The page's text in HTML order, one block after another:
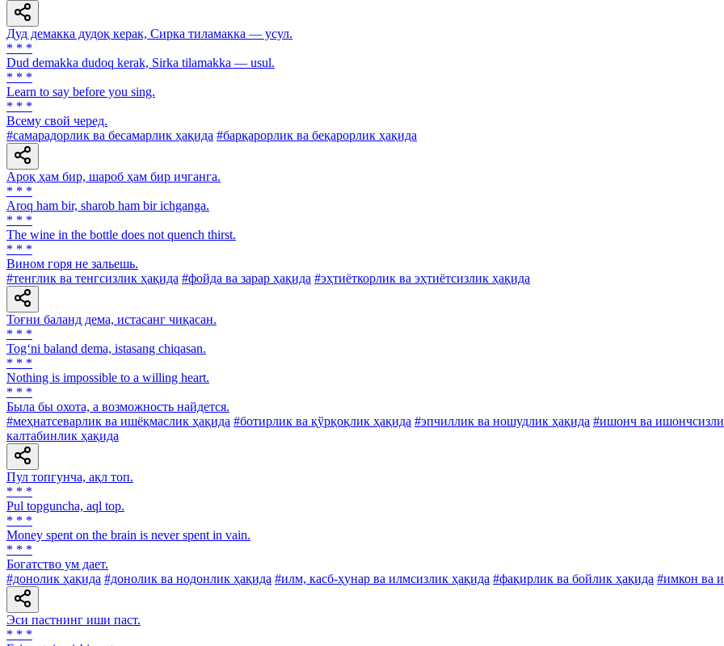
Дуд демакка дудоқ керак, Сирка тиламакка — усул.
* * *
Dud demakka dudoq kerak, Sirka tilamakka — usul.
* * *
Learn to say before you sing.
* * *
Всему свой черед.
#самарадорлик ва бесамарлик ҳақида #барқарорлик ва беқарорлик ҳақида
Ароқ ҳам бир, шароб ҳам бир ичганга.
* * *
Aroq ham bir, sharob ham bir ichganga.
* * *
The wine in the bottle does not quench thirst.
* * *
Вином горя не зальешь.
#тенглик ва тенгсизлик ҳақида #фойда ва зарар ҳақида #эҳтиёткорлик ва эҳтиётсизлик ҳақида
Тоғни баланд дема, истасанг чиқасан.
* * *
Tog‘ni baland dema, istasang chiqasan.
* * *
Nothing is impossible to a willing heart.
* * *
Была бы охота, а возможность найдется.
#меҳнатсеварлик ва ишёқмаслик ҳақида #ботирлик ва қўрқоқлик ҳақида #эпчиллик ва ношудлик ҳақида #ишонч ва
калтабинлик ҳақида
Пул топгунча, ақл топ.
* * *
Pul topguncha, aql top.
* * *
Money spent on the brain is never spent in vain.
* * *
Богатство ум дает.
#донолик ҳақида #донолик ва нодонлик ҳақида #илм, касб-ҳунар ва илмсизлик ҳақида #фақирлик ва бойлик ҳақида #имкон ва
Эси пастнинг иши паст.
* * *